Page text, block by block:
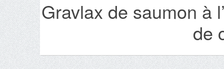
Gravlax de saumon à
de